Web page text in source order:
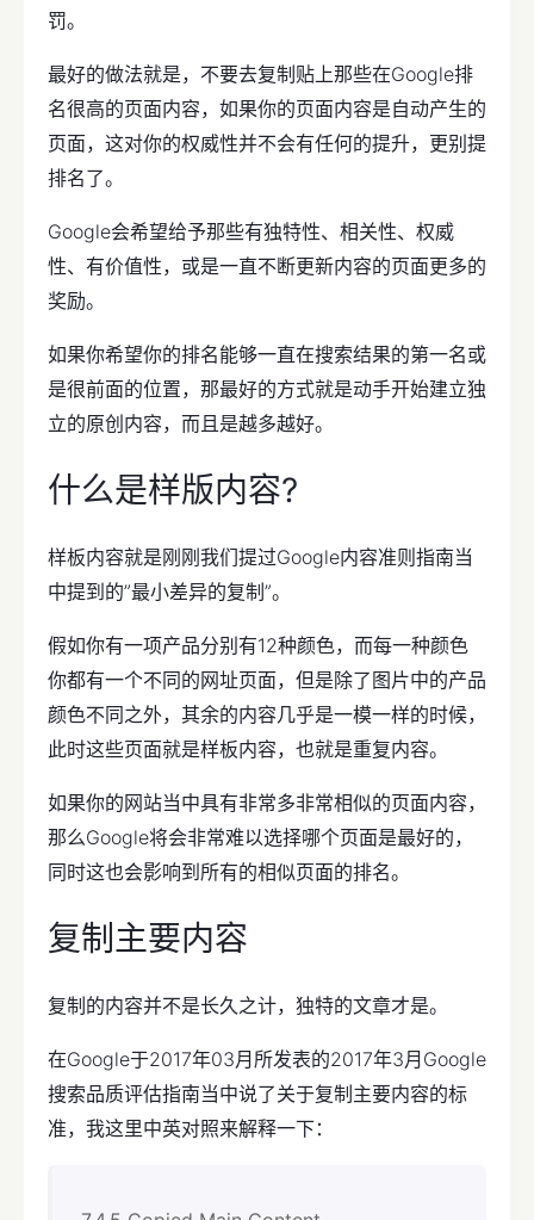
罚。
最好的做法就是，不要去复制贴上那些在Google排
名很高的页面内容，如果你的页面内容是自动产生的
页面，这对你的权威性并不会有任何的提升，更别提
排名了。
Google会希望给予那些有独特性、相关性、权威
性、有价值性，或是一直不断更新内容的页面更多的
奖励。
如果你希望你的排名能够一直在搜索结果的第一名或
是很前面的位置，那最好的方式就是动手开始建立独
立的原创内容，而且是越多越好。
什么是样版内容?
样板内容就是刚刚我们提过Google内容准则指南当
中提到的”最小差异的复制”。
假如你有一项产品分别有12种颜色，而每一种颜色
你都有一个不同的网址页面，但是除了图片中的产品
颜色不同之外，其余的内容几乎是一模一样的时候，
此时这些页面就是样板内容，也就是重复内容。
如果你的网站当中具有非常多非常相似的页面内容，
那么Google将会非常难以选择哪个页面是最好的，
同时这也会影响到所有的相似页面的排名。
复制主要内容
复制的内容并不是长久之计，独特的文章才是。
在Google于2017年03月所发表的2017年3月Google
搜索品质评估指南当中说了关于复制主要内容的标
准，我这里中英对照来解释一下：